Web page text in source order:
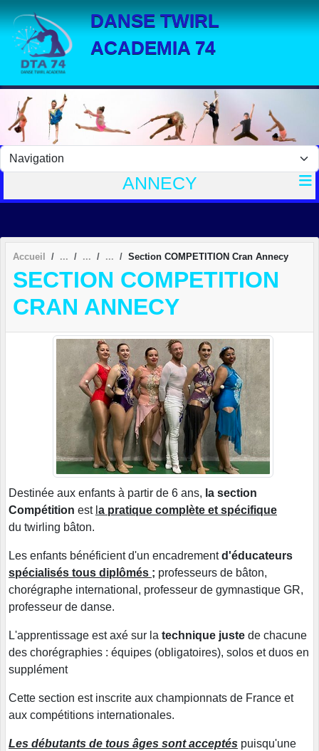
DANSE TWIRL
ACADEMIA 74
ANNECY
Accueil Section COMPETITION Cran Annecy
SECTION COMPETITION
CRAN ANNECY
Destinée aux enfants à partir de 6 ans, la section
Compétition est a pratique complète et spécifique
du twirling bâton.
Les enfants bénéficient d'un encadrementd'éducateurs
spécialisés tous diplômés ; professeurs de bâton,
chorégraphe international, professeur de gymnastique GR,
professeur de danse.
L'apprentissage est axé sur la technique juste de chacune
des chorégraphies : équipes (obligatoires), solos et duos en
supplément
Cette section est inscrite aux championnats de France et
aux compétitions internationales.
Les débutants de tous âges sont acceptés puisqu'une